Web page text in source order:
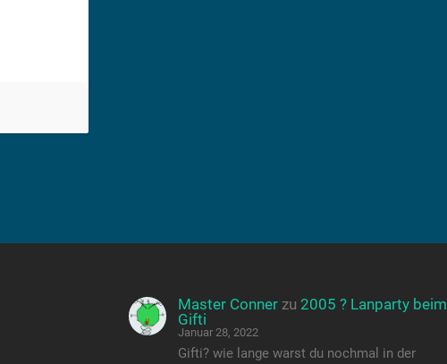
Master Conner zu 2005 ? Lanparty beim
Gifti
Januar 28, 2022
Gifti? wie lange warst du nochmal in der